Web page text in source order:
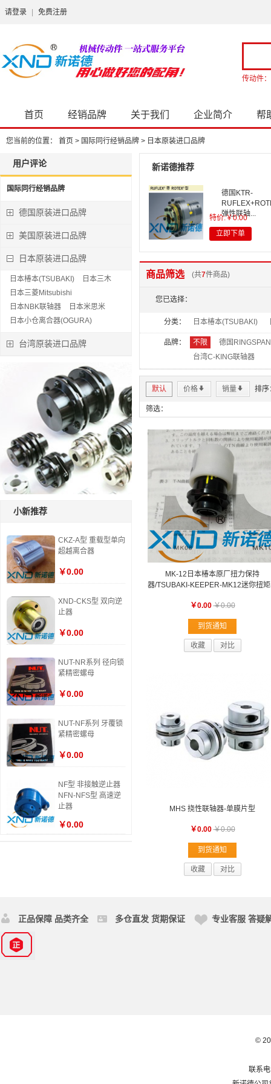
请登录 免费注册
传动件：
首页 经销品牌 关于我们 企业简介 帮
您当前的位置： 首页 > 国际同行经销品牌 > 日本原装进口品牌
用户评论
国际同行经销品牌
德国原装进口品牌
美国原装进口品牌
日本原装进口品牌
日本椿本(TSUBAKI)
日本三木
日本三菱Mitsubishi
日本NBK联轴器
日本米思米
日本小仓离合器(OGURA)
台湾原装进口品牌
小新推荐
CKZ-A型 重载型单向
超越离合器
￥0.00
XND-CKS型 双向逆
止器
￥0.00
NUT-NR系列 径向锁
紧精密螺母
￥0.00
NUT-NF系列 牙覆锁
紧精密螺母
￥0.00
NF型 非接触逆止器
NFN-NFS型 高速逆
止器
￥0.00
新诺德推荐
德国KTR-
弹性联轴...
特价:￥0.00
立即下单
台湾统信TUNG
SHIN TS-AF＆
商品筛选 (共7件商品)
您已选择：
分类： 日本椿本(TSUBAKI)
品牌： 不限
德国
台湾C-KING联轴器
默认 价格* 销量* 排序
筛选：
MK-12日本椿本原厂扭力保持
器/TSUBAKI-KEEPER-MK12迷你扭
￥0.00 ￥0.00
到货通知
收藏 对比
MHS 挠性联轴器-单膜片型
￥0.00 ￥0.00
到货通知
收藏 对比
正品保障 品类齐全 多仓直发 货期保证 专业客服 答疑
©
联系